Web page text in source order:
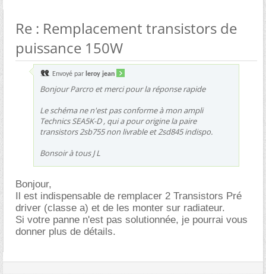
Re : Remplacement transistors de
puissance 150W
Envoyé par leroy jean
Bonjour Parcro et merci pour la réponse rapide
Le schéma ne n'est pas conforme à mon ampli
Technics SEA5K-D , qui a pour origine la paire
transistors 2sb755 non livrable et 2sd845 indispo.
Bonsoir à tous J L
Bonjour,
Il est indispensable de remplacer 2 Transistors Pré
driver (classe a) et de les monter sur radiateur.
Si votre panne n'est pas solutionnée, je pourrai vous
donner plus de détails.